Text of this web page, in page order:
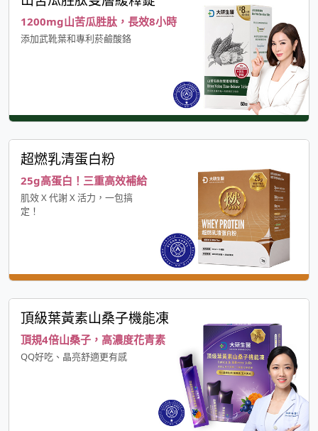
1200mg山苦瓜胜肽，長效8小時
添加武靴葉和專利菸鹼酸鉻
超燃乳清蛋白粉
25g高蛋白！三重高效補給
肌效 X 代謝 X 活力，一包搞
定！
頂級葉黃素山桑子機能凍
頂規4倍山桑子，高濃度花青素
QQ好吃、晶亮舒適更有感